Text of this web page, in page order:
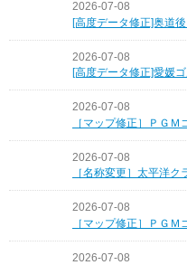
2026-07-08
[高度データ修正]奥道
2026-07-08
[高度データ修正]愛媛
2026-07-08
［マップ修正］ＰＧＭ
2026-07-08
［名称変更］太平洋ク
2026-07-08
［マップ修正］ＰＧＭ
2026-07-08